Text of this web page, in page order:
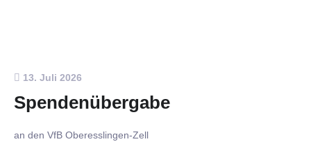
13. Juli 2026
Spendenübergabe
an den VfB Oberesslingen-Zell